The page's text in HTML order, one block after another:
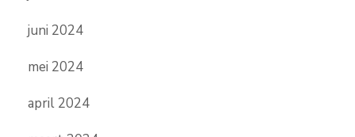
juni 2024
mei 2024
april 2024